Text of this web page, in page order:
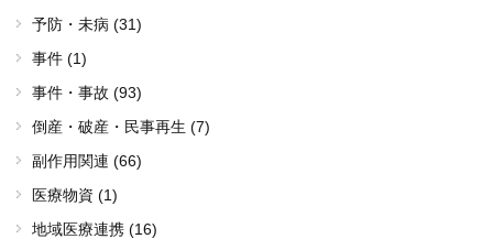
予防・未病 (31)
事件 (1)
事件・事故 (93)
倒産・破産・民事再生 (7)
副作用関連 (66)
医療物資 (1)
地域医療連携 (16)